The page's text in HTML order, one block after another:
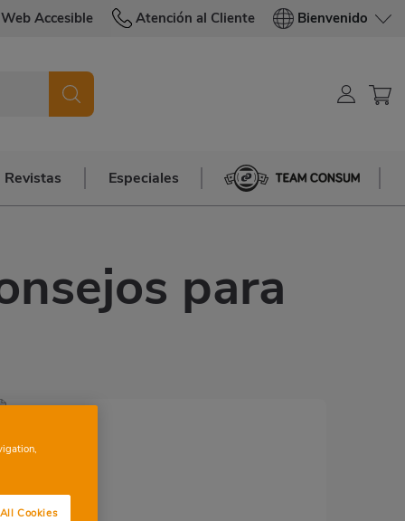
Web Accesible Atención al Cliente Bienvenido
Revistas Especiales Team Consum
para
Cookies